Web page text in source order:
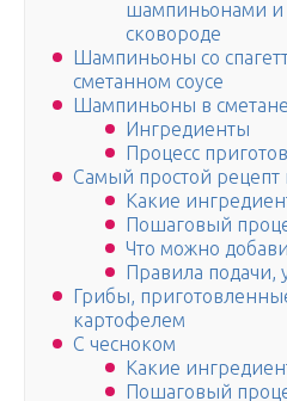
шампиньонами и
сковороде
Шампиньоны со
сметанном соусе
Шампиньоны в
Ингредиенты
Процесс
Самый простой рецепт
Какие
Пошаговый
Что можно
Правила подачи,
Грибы,
картофелем
С чесноком
Какие
Пошаговый